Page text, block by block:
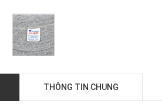
THÔNG TIN CHUNG